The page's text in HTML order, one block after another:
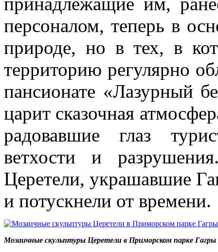
персоналом, теперь в
природе, но в тех, в
территорию регулярно
пансионате «Лазурный
царит сказочная
радовавшие глаз
ветхости и
Церетели, украшавшие
и потускнели от времени.
Мозаичные скульптуры Церетели в Приморском парке Гагры